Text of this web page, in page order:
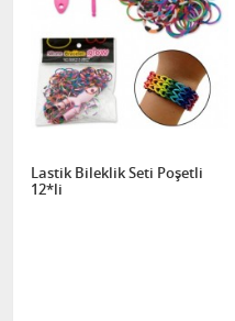
Lastik Bileklik Seti Poşetli
12*li